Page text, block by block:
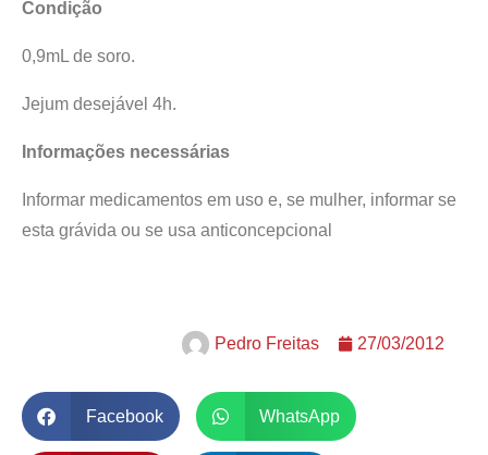
Condição
0,9mL de soro.
Jejum desejável 4h.
Informações necessárias
Informar medicamentos em uso e, se mulher, informar se
esta grávida ou se usa anticoncepcional
Pedro Freitas 27/03/2012
Facebook WhatsApp